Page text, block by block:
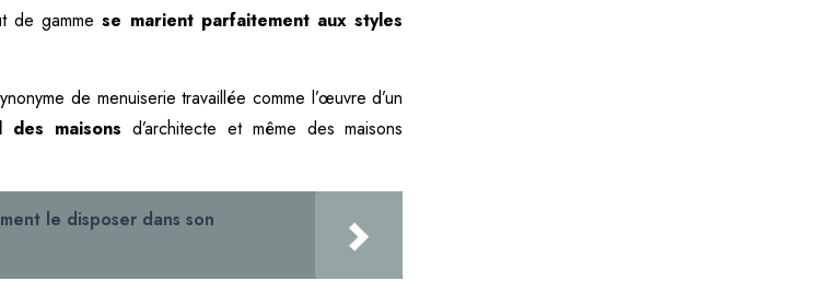
de gammese marient parfaitement aux styles
de menuiserie travaillée comme l’œuvre d’un
des maisons d’architecte et même des maisons
le disposer dans son